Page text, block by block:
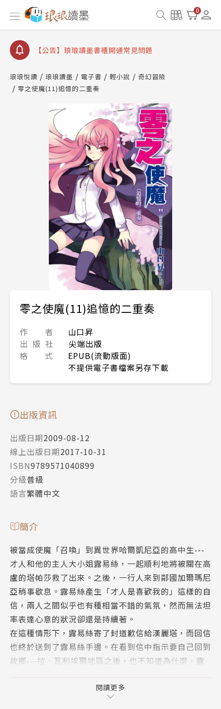
0
【公告】琅琅讀墨數位閱讀資產合併與書櫃開通申請
【公告】琅琅讀墨書櫃開通常見問題
【公告】琅琅讀墨 3 分鐘完成書櫃開通與資產合併申
請圖文教學
查詢
【公告】琅琅讀墨數位閱讀資產合併與書櫃開通申請
琅琅悅讀 琅琅讀墨 電子書 輕小說
奇幻冒險
零之使魔(11)追憶的二重奏
零之使魔(11)追憶的二重奏
作 者
山口昇
出 版 社
尖端出版
格 式
EPUB(流動版面)
不提供電子書檔案另存下載
出版資訊
出版日期2009-08-12
線上出版日期2017-10-31
ISBN9789571040899
分級普級
語言繁體中文
簡介
被當成使魔「召喚」到異世界哈爾凱尼亞的高中生---
才人和他的主人大小姐露易絲，一起順利地將被關在高
盧的塔帕莎救了出來。之後，一行人來到鄰國加爾瑪尼
亞稍事歇息。露易絲產生「才人是喜歡我的」這樣的自
信，兩人之間似乎也有種相當不錯的氣氛，然而無法坦
率表達心意的狀況卻還是持續著。
在這種情形下，露易絲寄了封道歉信給漢麗塔，而回信
也終於送到了露易絲手邊。在看到信中指示要自己回到
故鄉---拉．瓦利埃爾地區之後，也不知道為什麼，露
保持著樂觀的態度，但是等著眾人的卻是......？
大受歡迎的異世界使魔幻想奇譚?第十一集全新展開！
閱讀更多